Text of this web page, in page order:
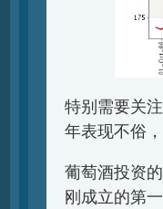
特别需要关
年表现不俗
葡萄酒投资
刚成立的第